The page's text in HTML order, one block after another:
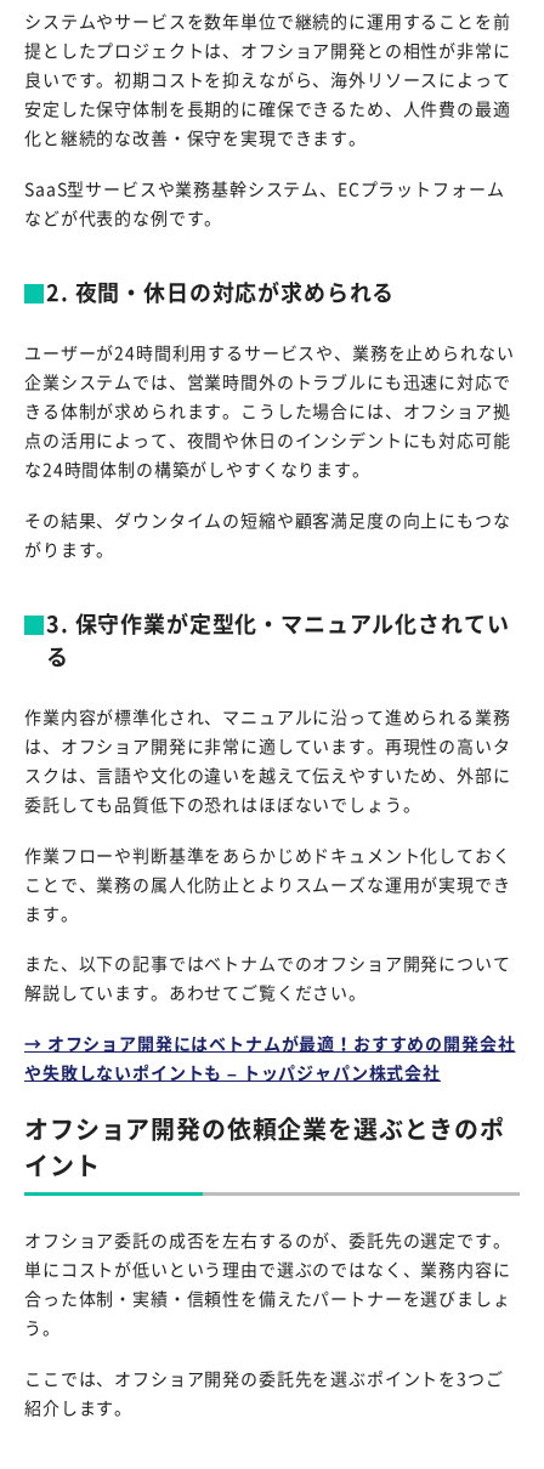
システムやサービスを数年単位で継続的に運用することを前
提としたプロジェクトは、オフショア開発との相性が非常に
良いです。初期コストを抑えながら、海外リソースによって
安定した保守体制を長期的に確保できるため、人件費の最適
化と継続的な改善・保守を実現できます。
SaaS型サービスや業務基幹システム、ECプラットフォーム
などが代表的な例です。
2. 夜間・休日の対応が求められる
ユーザーが24時間利用するサービスや、業務を止められない
企業システムでは、営業時間外のトラブルにも迅速に対応で
きる体制が求められます。こうした場合には、オフショア拠
点の活用によって、夜間や休日のインシデントにも対応可能
な24時間体制の構築がしやすくなります。
その結果、ダウンタイムの短縮や顧客満足度の向上にもつな
がります。
3. 保守作業が定型化・マニュアル化されてい
る
作業内容が標準化され、マニュアルに沿って進められる業務
は、オフショア開発に非常に適しています。再現性の高いタ
スクは、言語や文化の違いを越えて伝えやすいため、外部に
委託しても品質低下の恐れはほぼないでしょう。
作業フローや判断基準をあらかじめドキュメント化しておく
ことで、業務の属人化防止とよりスムーズな運用が実現でき
ます。
また、以下の記事ではベトナムでのオフショア開発について
解説しています。あわせてご覧ください。
→ オフショア開発にはベトナムが最適！おすすめの開発会社
や失敗しないポイントも – トッパジャパン株式会社
オフショア開発の依頼企業を選ぶときのポ
イント
オフショア委託の成否を左右するのが、委託先の選定です。
単にコストが低いという理由で選ぶのではなく、業務内容に
合った体制・実績・信頼性を備えたパートナーを選びましょ
う。
ここでは、オフショア開発の委託先を選ぶポイントを3つご
紹介します。